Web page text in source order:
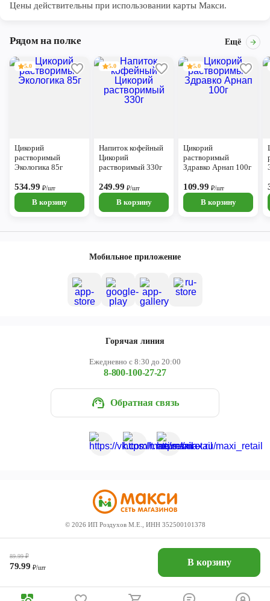
89.99₽
79.99₽/шт В корзину
Цены действительны при использовании карты Макси.
Рядом на полке Ещё
5.0
Цикорий
растворимый
Экологика 85г
534.99 ₽/шт
В корзину
5.0
Напиток кофейный
Цикорий
растворимый 330г
249.99 ₽/шт
В корзину
5.0
Цикорий
растворимый
Здравко Арнап 100г
109.99 ₽/шт
В корзину
Мобильное приложение
Горячая линия
Ежедневно с 8:30 до 20:00
8-800-100-27-27
Обратная связь
© 2026 ИП Роздухов М.Е., ИНН 352500101378